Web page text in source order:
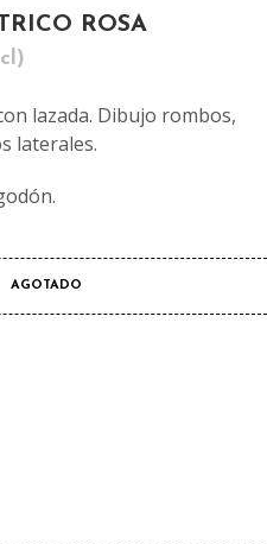
ROSA
lazada. Dibujo rombos,
laterales.
AGOTADO